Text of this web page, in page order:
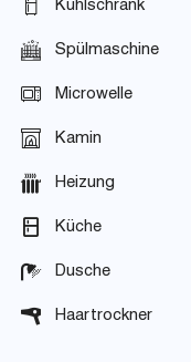
Kühlschrank
Spülmaschine
Microwelle
Kamin
Heizung
Küche
Dusche
Haartrockner